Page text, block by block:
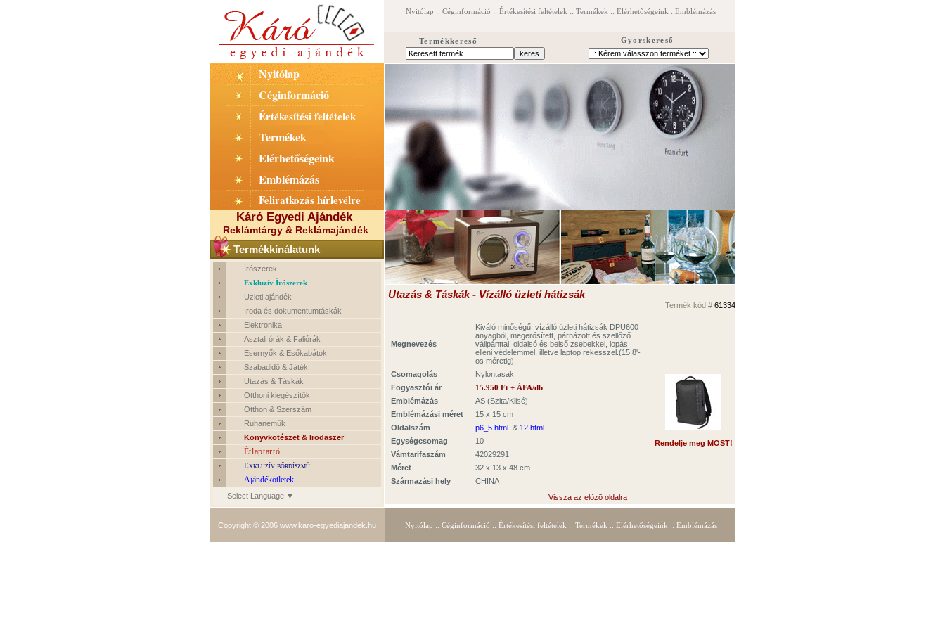
Nyitólap :: Céginformáció :: Értékesítési feltételek :: Termékek :: Elérhetőségeink ::Emblémázás
Termékkereső Gyorskereső
Nyitólap
Céginformáció
Értékesítési feltételek
Termékek
Elérhetőségeink
Emblémázás
Feliratkozás hírlevélre
Káró Egyedi Ajándék
Reklámtárgy & Reklámajándék
Termékkínálatunk
Írószerek
Exkluzív Írószerek
Üzleti ajándék
Iroda és dokumentumtáskák
Elektronika
Asztali órák & Faliórák
Esernyők & Esőkabátok
Szabadidő & Játék
Utazás & Táskák
Otthoni kiegészítők
Otthon & Szerszám
Ruhaneműk
Könyvkötészet & Irodaszer
Étlaptartó
Exkluzív bőrdíszmű
Ajándékötletek
Select Language ▼
Utazás & Táskák - Vízálló üzleti hátizsák
Termék kód # 61334
Megnevezés
Kiváló minőségű, vízálló üzleti hátizsák DPU600
anyagból, megerősített, párnázott és szellőző
vállpánttal, oldalsó és belső zsebekkel, lopás
elleni védelemmel, illetve laptop rekesszel.(15,8'-
os méretig).
Csomagolás
Nylontasak
Fogyasztói ár
15.950 Ft + ÁFA/db
Emblémázás
AS (Szita/Klisé)
Emblémázási méret
15 x 15 cm
Oldalszám
p6_5.html & 12.html
Egységcsomag
10
Vámtarifaszám
42029291
Méret
32 x 13 x 48 cm
Származási hely
CHINA
Vissza az elõzõ oldalra
Rendelje meg MOST!
Copyright © 2006 www.karo-egyediajandek.hu Nyitólap :: Céginformáció :: Értékesítési feltételek :: Termékek :: Elérhetőségeink :: Emblémázás